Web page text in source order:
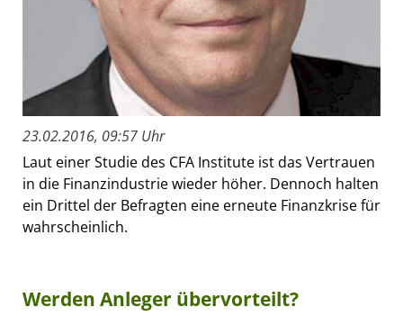
23.02.2016, 09:57 Uhr
Laut einer Studie des CFA Institute ist das Vertrauen
in die Finanzindustrie wieder höher. Dennoch halten
ein Drittel der Befragten eine erneute Finanzkrise für
wahrscheinlich.
Werden Anleger übervorteilt?